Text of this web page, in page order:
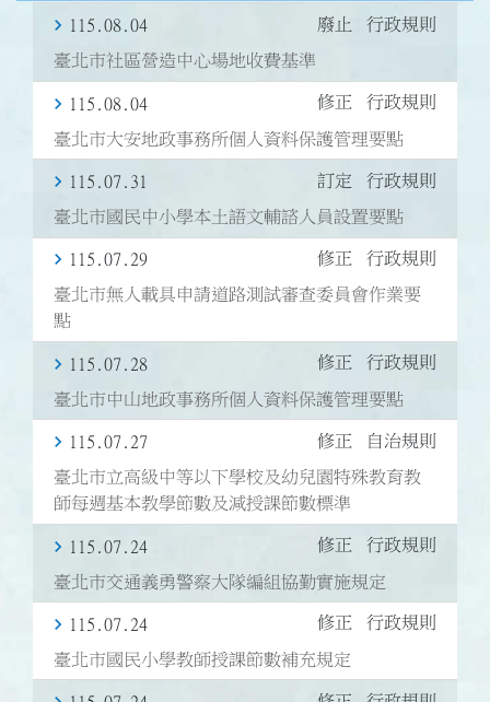
115.08.04 廢止 行政規則
臺北市社區營造中心場地收費基準
115.08.04 修正 行政規則
臺北市大安地政事務所個人資料保護管理要點
115.07.31 訂定 行政規則
臺北市國民中小學本土語文輔諮人員設置要點
115.07.29 修正 行政規則
臺北市無人載具申請道路測試審查委員會作業要
點
115.07.28 修正 行政規則
臺北市中山地政事務所個人資料保護管理要點
115.07.27 修正 自治規則
臺北市立高級中等以下學校及幼兒園特殊教育教
師每週基本教學節數及減授課節數標準
115.07.24 修正 行政規則
臺北市交通義勇警察大隊編組協勤實施規定
115.07.24 修正 行政規則
臺北市國民小學教師授課節數補充規定